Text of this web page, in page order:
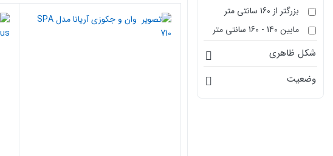
بزرگتر از 160 سانتی متر
مابین 140 - 160 سانتی متر
شکل ظاهری
وضعیت